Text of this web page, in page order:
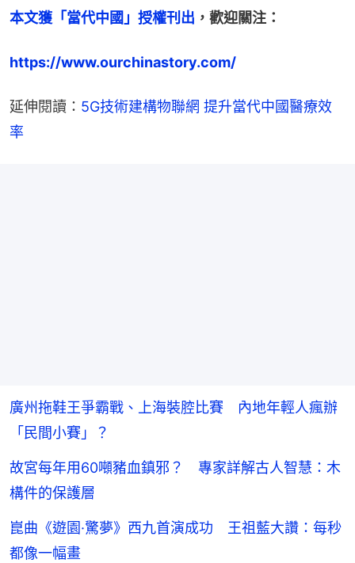
本文獲「當代中國」授權刊出 ，歡迎關注：
https://www.ourchinastory.com/
延伸閱讀： 5G技術建構物聯網 提升當代中國醫療效
率
廣州拖鞋王爭霸戰、上海裝腔比賽 內地年輕人瘋辦
「民間小賽」？
故宮每年用60噸豬血鎮邪？ 專家詳解古人智慧：木
構件的保護層
崑曲《遊園·驚夢》西九首演成功 王祖藍大讚：每秒
都像一幅畫